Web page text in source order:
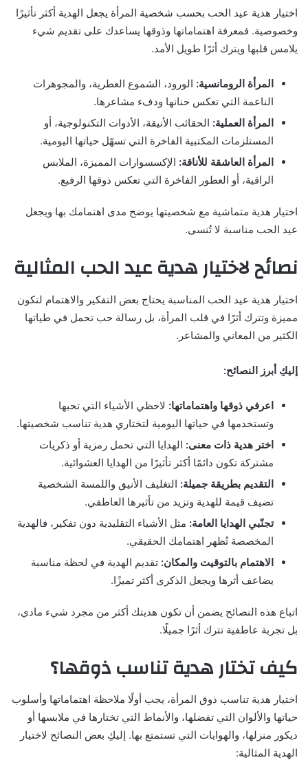
اختيار هدية عيد الحب بحسب شخصية المرأة يجعل الهدية أكثر تأثيرًا
وخصوصية. فمعرفة اهتماماتها وذوقها يساعدك على تقديم شيء
يلامس قلبها ويترك أثرًا طويل الأمد.
المرأة الرومانسية: الورود، الشموع العطرية، والمجوهرات
الناعمة التي تعكس حنانها ودفء مشاعرها.
المرأة العملية: الحقائب الأنيقة، الأدوات التكنولوجية، أو
المستلزمات المكتبية الفاخرة التي تسهّل حياتها اليومية.
المرأة العاشقة للأناقة: الإكسسوارات المميزة، الملابس
الراقية، أو العطور الفاخرة التي تعكس ذوقها الرفيع.
اختيار هدية متماشية مع شخصيتها يوضح مدى اهتمامك بها ويجعل
عيد الحب مناسبة لا تُنسى.
نصائح لاختيار هدية عيد الحب المثالية
اختيار هدية عيد الحب المناسبة يحتاج بعض التفكير والاهتمام لتكون
مميزة وتترك أثرًا في قلب المرأة، بل رسالة حب تحمل في طياتها
الكثير من المعاني والمشاعر.
إليكِ أبرز النصائح:
اعرفي ذوقها واهتماماتها: لاحظي الأشياء التي تحبها
وتستخدمها في حياتها اليومية لتختاري هدية تناسب شخصيتها.
اختر هدية ذات معنى: الهدايا التي تحمل رمزية أو ذكريات
مشتركة تكون دائمًا أكثر تأثيرًا من الهدايا العشوائية.
التقديم بطريقة جميلة: التغليف الأنيق واللمسة الشخصية
تضيف قيمة للهدية وتزيد من تأثيرها العاطفي.
تجنّبي الهدايا العامة: مثل الأشياء التقليدية دون تفكير، فالهدية
المخصصة تُظهر اهتمامك الحقيقي.
الاهتمام بالتوقيت والمكان: تقديم الهدية في لحظة مناسبة
يضاعف أثرها ويجعل الذكرى أكثر تميزًا.
اتباع هذه النصائح يضمن أن تكون هديتك أكثر من مجرد شيء مادي،
بل تجربة عاطفية تترك أثرًا جميلًا.
كيف تختار هدية تناسب ذوقها؟
اختيار هدية تناسب ذوق المرأة، يجب أولًا ملاحظة اهتماماتها وأسلوب
حياتها والألوان التي تفضلها، والأنماط التي تختارها في ملابسها أو
ديكور منزلها، والهوايات التي تستمتع بها. إليكِ بعض النصائح لاختيار
الهدية المثالية: